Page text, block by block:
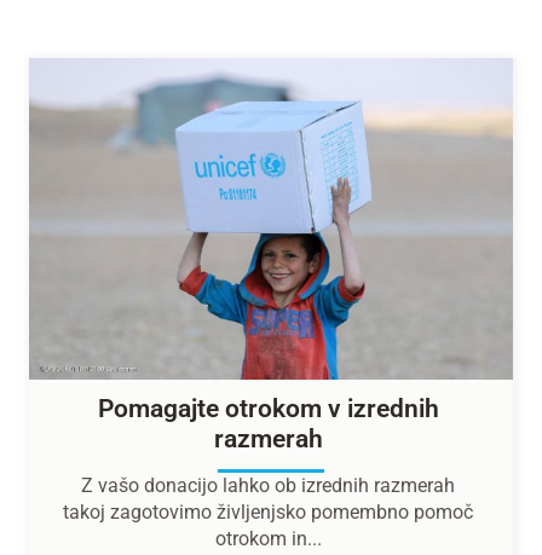
Pomagajte otrokom v izrednih
razmerah
Z vašo donacijo lahko ob izrednih razmerah
takoj zagotovimo življenjsko pomembno pomoč
otrokom in...